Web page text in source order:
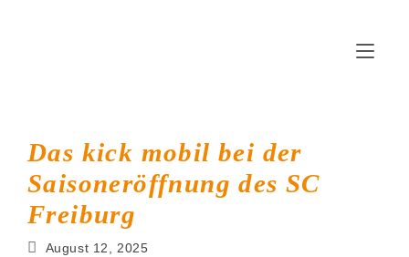
Das kick mobil bei der
Saisoneröffnung des SC
Freiburg
August 12, 2025